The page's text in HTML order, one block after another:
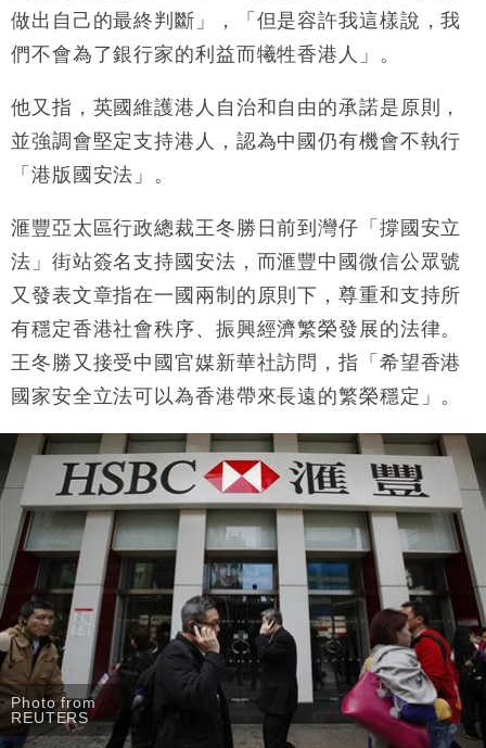
13:44
財經｜內地7月美元計價出口增近24%勝預期 貿易順
差達1125億美元
日圓干預創新高
11:12
國際｜特朗普料美伊戰事快結束 承認部分彈藥庫存緊
張
財經｜SA售股自救後再出手 斥4億美元押注未上市公
做出自己的最終判斷」，「但是容許我這樣說，我
們不會為了銀行家的利益而犧牲香港人」。
他又指，英國維護港人自治和自由的承諾是原則，
並強調會堅定支持港人，認為中國仍有機會不執行
「港版國安法」。
滙豐亞太區行政總裁王冬勝日前到灣仔「撐國安立
法」街站簽名支持國安法，而滙豐中國微信公眾號
又發表文章指在一國兩制的原則下，尊重和支持所
有穩定香港社會秩序、振興經濟繁榮發展的法律。
王冬勝又接受中國官媒新華社訪問，指「希望香港
國家安全立法可以為香港帶來長遠的繁榮穩定」。
Photo from
REUTERS